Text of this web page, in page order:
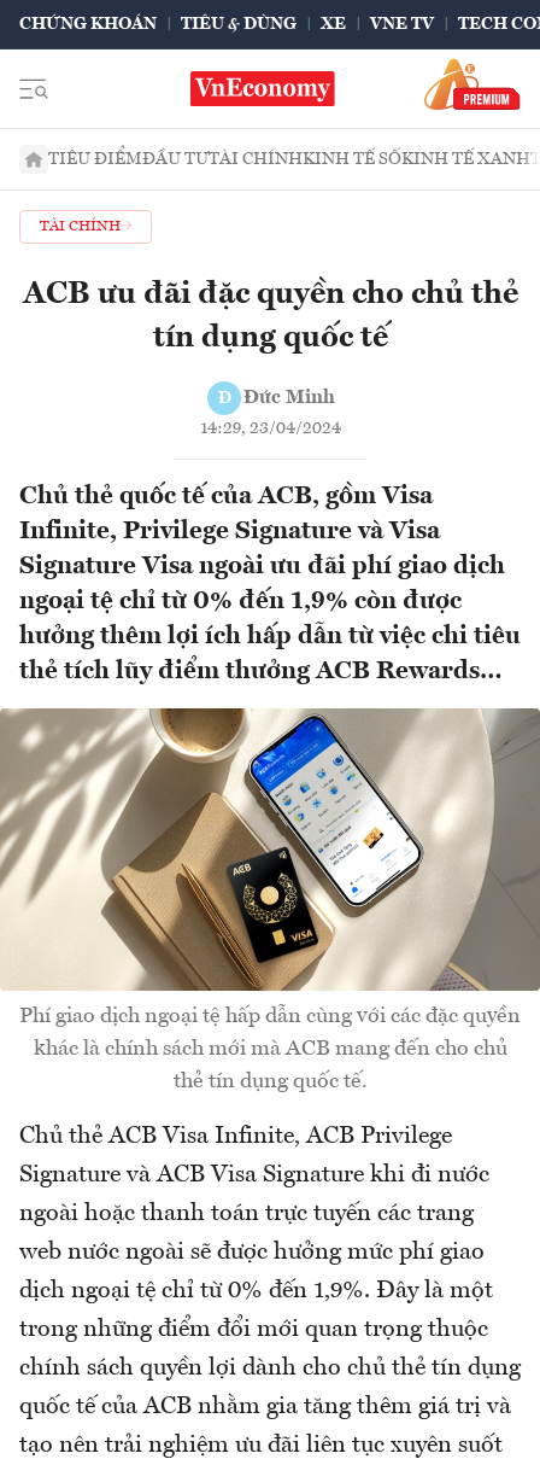
CHỨNG KHOÁN TIÊU & DÙNG XE VNE TV TECH
TIÊU ĐIỂMĐẦU TƯTÀI CHÍNHKINH TẾ SỐKINH TẾ XANH
TÀI CHÍNH
ACB ưu đãi đặc quyền cho chủ thẻ
tín dụng quốc tế
Đ Đức Minh
14:29, 23/04/2024
Chủ thẻ quốc tế của ACB, gồm Visa
Infinite, Privilege Signature và Visa
Signature Visa ngoài ưu đãi phí giao dịch
ngoại tệ chỉ từ 0% đến 1,9% còn được
hưởng thêm lợi ích hấp dẫn từ việc chi tiêu
thẻ tích lũy điểm thưởng ACB Rewards…
Phí giao dịch ngoại tệ hấp dẫn cùng với các đặc quyền
khác là chính sách mới mà ACB mang đến cho chủ
thẻ tín dụng quốc tế.
Chủ thẻ ACB Visa Infinite, ACB Privilege
Signature và ACB Visa Signature khi đi nước
ngoài hoặc thanh toán trực tuyến các trang
web nước ngoài sẽ được hưởng mức phí giao
dịch ngoại tệ chỉ từ 0% đến 1,9%. Đây là một
trong những điểm đổi mới quan trọng thuộc
chính sách quyền lợi dành cho chủ thẻ tín dụng
quốc tế của ACB nhằm gia tăng thêm giá trị và
tạo nên trải nghiệm ưu đãi liên tục xuyên suốt